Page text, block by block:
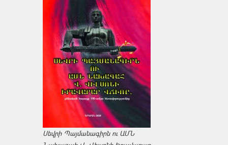
Սեվրի Պայմանագիրն ու ԱՄՆ